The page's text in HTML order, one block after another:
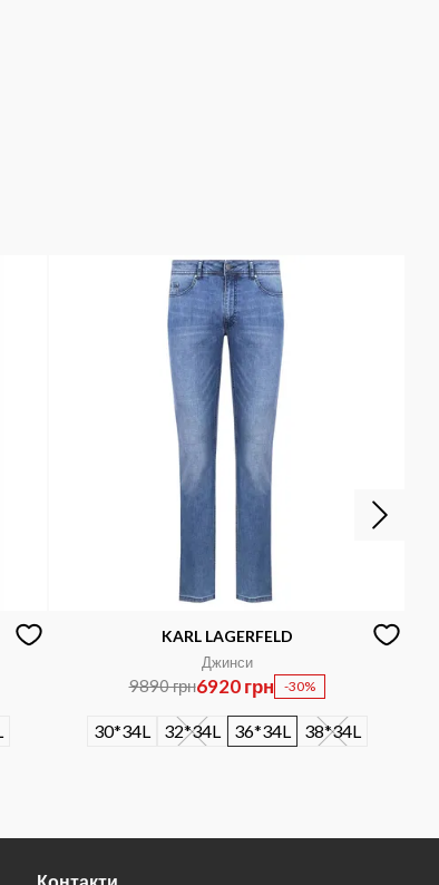
KARL LAGERFELD
Джинси
9890 грн6920 грн -30%
30*34L 32*34L 36*34L 38*34L